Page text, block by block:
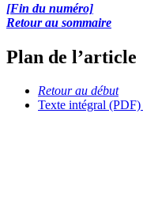
[Fin du numéro]
Retour au sommaire
Plan de l’article
Retour au début
Texte intégral (PDF)